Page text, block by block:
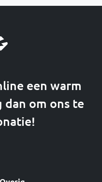
een warm
dan om ons te